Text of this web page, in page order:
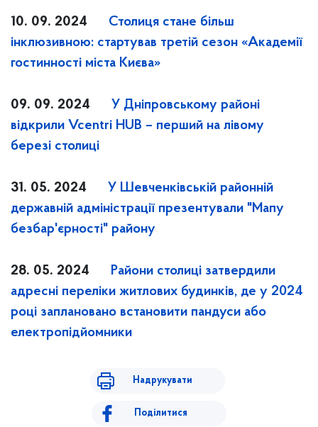
10. 09. 2024
Столиця стане більш
інклюзивною: стартував третій сезон «Академії
гостинності міста Києва»
09. 09. 2024
У Дніпровському районі
відкрили Vcentri HUB – перший на лівому
березі столиці
31. 05. 2024
У Шевченківській районній
державній адміністрації презентували "Мапу
безбар'єрності" району
28. 05. 2024
Райони столиці затвердили
адресні переліки житлових будинків, де у 2024
році заплановано встановити пандуси або
електропідйомники
Надрукувати
Поділитися